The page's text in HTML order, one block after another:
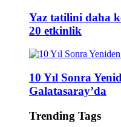
Yaz tatilini daha
20 etkinlik
10 Yıl Sonra
Galatasaray’da
Trending Tags